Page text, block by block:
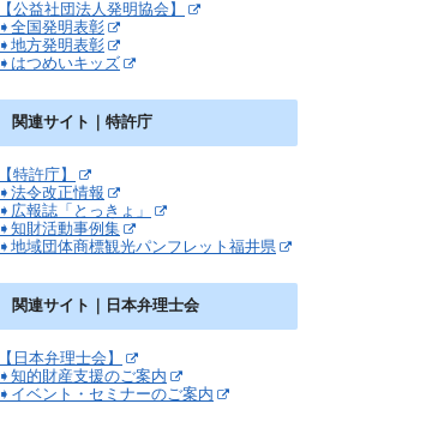
【公益社団法人発明協会】
➧全国発明表彰
➧地方発明表彰
➧はつめいキッズ
関連サイト｜特許庁
【特許庁】
➧法令改正情報
➧広報誌「とっきょ」
➧知財活動事例集
➧地域団体商標観光パンフレット福井県
関連サイト｜日本弁理士会
【日本弁理士会】
➧知的財産支援のご案内
➧イベント・セミナーのご案内